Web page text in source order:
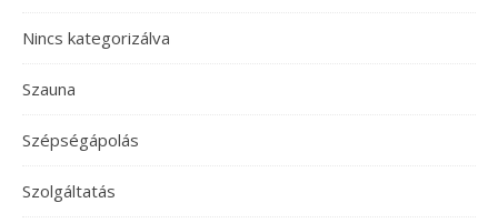
Nincs kategorizálva
Szauna
Szépségápolás
Szolgáltatás